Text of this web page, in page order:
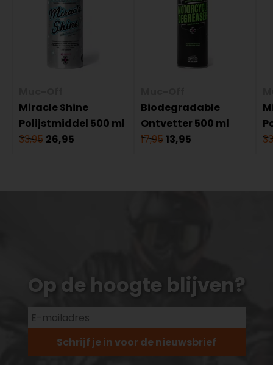
Miracle Shine
Polijstmiddel 500 ml
33,95 26,95
Biodegradable
Ontvetter 500 ml
17,9513,95
Op de hoogte blijven?
Schrijf je in voor de nieuwsbrief